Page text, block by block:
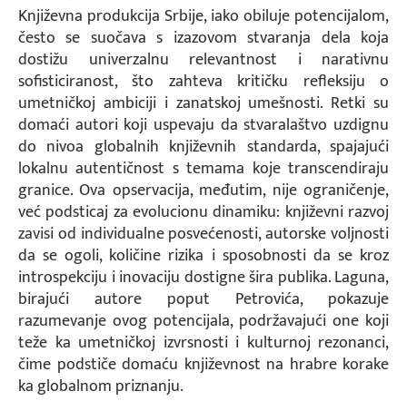
Književna produkcija Srbije, iako obiluje potencijalom,
često se suočava s izazovom stvaranja dela koja
dostižu univerzalnu relevantnost i narativnu
sofisticiranost, što zahteva kritičku refleksiju o
umetničkoj ambiciji i zanatskoj umešnosti. Retki su
domaći autori koji uspevaju da stvaralaštvo uzdignu
do nivoa globalnih književnih standarda, spajajući
lokalnu autentičnost s temama koje transcendiraju
granice. Ova opservacija, međutim, nije ograničenje,
već podsticaj za evolucionu dinamiku: književni razvoj
zavisi od individualne posvećenosti, autorske voljnosti
da se ogoli, količine rizika i sposobnosti da se kroz
introspekciju i inovaciju dostigne šira publika. Laguna,
birajući autore poput Petrovića, pokazuje
razumevanje ovog potencijala, podržavajući one koji
teže ka umetničkoj izvrsnosti i kulturnoj rezonanci,
čime podstiče domaću književnost na hrabre korake
ka globalnom priznanju.